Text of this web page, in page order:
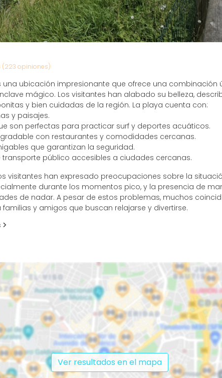
(223 opiniones)
una ubicación impresionante que ofrece una
mágico. Los visitantes han alabado su belleza,
y bien cuidadas de la región. La playa cuenta con:
y paisajes.
son perfectas para practicar surf y deportes acuáticos.
con restaurantes y comodidades cercanas.
que garantizan la seguridad.
transporte público accesibles a ciudades cercanas.
visitantes han expresado preocupaciones sobre la
durante los momentos pico, y la presencia de
de nadar. A pesar de estos problemas, muchos
y amigos que buscan relajarse y divertirse.
Ver resultados en el mapa